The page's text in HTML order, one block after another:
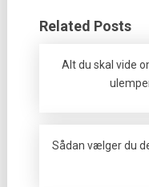
Related Posts
Alt du skal vide
Sådan vælger du